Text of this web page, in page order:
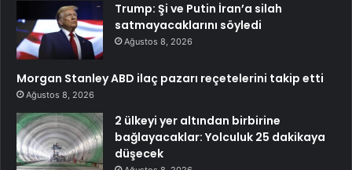
Trump: Şi ve Putin İran’a silah
satmayacaklarını söyledi
Ağustos 8, 2026
Morgan Stanley ABD ilaç pazarı reçetelerini takip etti
Ağustos 8, 2026
2 ülkeyi yer altından birbirine
bağlayacaklar: Yolculuk 25 dakikaya
düşecek